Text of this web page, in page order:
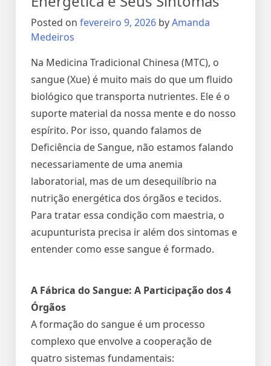
Posted on fevereiro 9, 2026 byAmanda
Medeiros
Na Medicina Tradicional Chinesa (MTC), o
sangue (Xue) é muito mais do que um fluido
biológico que transporta nutrientes. Ele é o
suporte material da nossa mente e do nosso
espírito. Por isso, quando falamos de
Deficiência de Sangue, não estamos falando
necessariamente de uma anemia
laboratorial, mas de um desequilíbrio na
nutrição energética dos órgãos e tecidos.
Para tratar essa condição com maestria, o
acupunturista precisa ir além dos sintomas e
entender como esse sangue é formado.
A Fábrica do Sangue: A Participação dos 4
Órgãos
A formação do sangue é um processo
complexo que envolve a cooperação de
quatro sistemas fundamentais: